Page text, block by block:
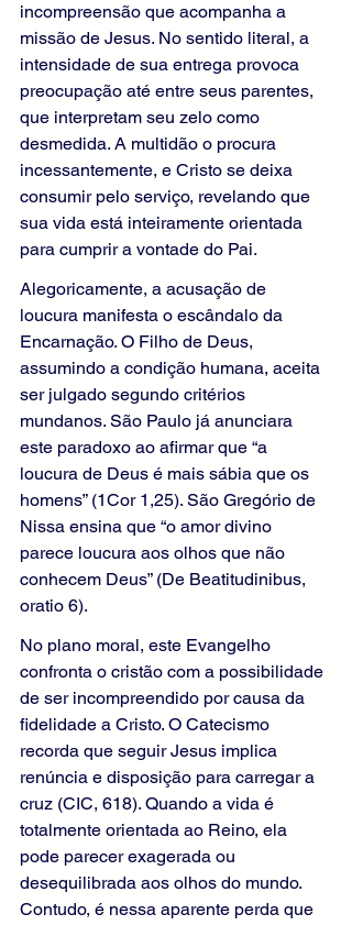
incompreensão que acompanha a
missão de Jesus. No sentido literal, a
intensidade de sua entrega provoca
preocupação até entre seus parentes,
que interpretam seu zelo como
desmedida. A multidão o procura
incessantemente, e Cristo se deixa
consumir pelo serviço, revelando que
sua vida está inteiramente orientada
para cumprir a vontade do Pai.
Alegoricamente, a acusação de
loucura manifesta o escândalo da
Encarnação. O Filho de Deus,
assumindo a condição humana, aceita
ser julgado segundo critérios
mundanos. São Paulo já anunciara
este paradoxo ao afirmar que “a
loucura de Deus é mais sábia que os
homens” (1Cor 1,25). São Gregório de
Nissa ensina que “o amor divino
parece loucura aos olhos que não
conhecem Deus” (De Beatitudinibus,
oratio 6).
No plano moral, este Evangelho
confronta o cristão com a possibilidade
de ser incompreendido por causa da
fidelidade a Cristo. O Catecismo
recorda que seguir Jesus implica
renúncia e disposição para carregar a
cruz (CIC, 618). Quando a vida é
totalmente orientada ao Reino, ela
pode parecer exagerada ou
desequilibrada aos olhos do mundo.
Contudo, é nessa aparente perda que